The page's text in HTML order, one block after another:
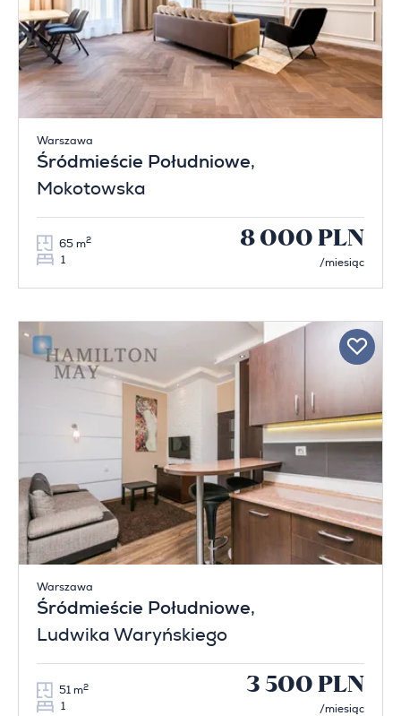
Warszawa
Śródmieście Południowe,
Mokotowska
65 m2
1
8 000 PLN
/miesiąc
Warszawa
Śródmieście Południowe,
Ludwika Waryńskiego
51 m2
1
3 500 PLN
/miesiąc